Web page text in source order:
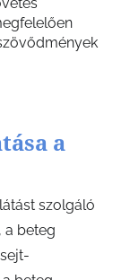
a
szolgáló
a beteg